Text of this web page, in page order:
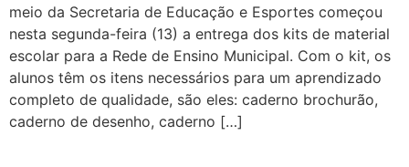
meio da Secretaria de Educação e Esportes começou
nesta segunda-feira (13) a entrega dos kits de material
escolar para a Rede de Ensino Municipal. Com o kit, os
alunos têm os itens necessários para um aprendizado
completo de qualidade, são eles: caderno brochurão,
caderno de desenho, caderno […]